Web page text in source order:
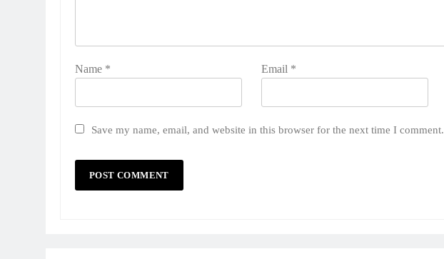
Name * Email *
Save my name, email, and website in this browser for the next time I comment.